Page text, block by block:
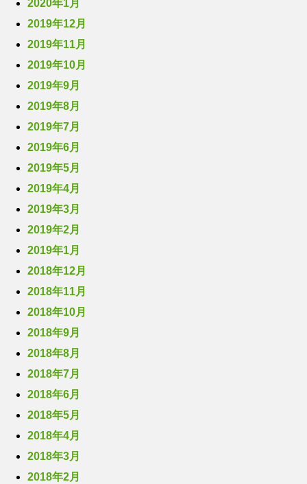
2020年1月
2019年12月
2019年11月
2019年10月
2019年9月
2019年8月
2019年7月
2019年6月
2019年5月
2019年4月
2019年3月
2019年2月
2019年1月
2018年12月
2018年11月
2018年10月
2018年9月
2018年8月
2018年7月
2018年6月
2018年5月
2018年4月
2018年3月
2018年2月